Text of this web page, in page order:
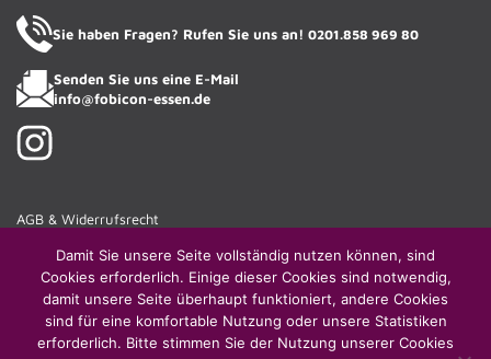
Sie haben Fragen? Rufen Sie uns an! 0201.858 969 80
Senden Sie uns eine E-Mail
info@fobicon-essen.de
AGB & Widerrufsrecht
Haftungsausschluss
Gender-Hinweis
Impressum
Vertrag widerrufen
Damit Sie unsere Seite vollständig nutzen können, sind
Cookies erforderlich. Einige dieser Cookies sind notwendig,
damit unsere Seite überhaupt funktioniert, andere Cookies
sind für eine komfortable Nutzung oder unsere Statistiken
erforderlich. Bitte stimmen Sie der Nutzung unserer Cookies